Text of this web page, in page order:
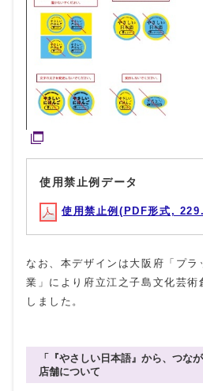
使用禁止例データ
使用禁止例(PDF形式,
なお、本デザインは大阪府「プ
業」により府立江之子島文化芸術
しました。
「『やさしい日本語』から、つな
店舗について